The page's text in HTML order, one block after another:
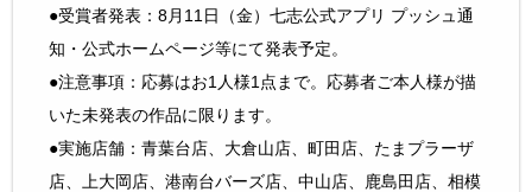
●受賞者発表：8月11日（金）七志公式アプリ プッシュ通
知・公式ホームページ等にて発表予定。
●注意事項：応募はお1人様1点まで。応募者ご本人様が描
いた未発表の作品に限ります。
●実施店舗：青葉台店、大倉山店、町田店、たまプラーザ
店、上大岡店、港南台バーズ店、中山店、鹿島田店、相模